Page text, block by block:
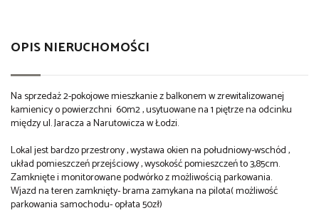
OPIS NIERUCHOMOŚCI
Na sprzedaż 2-pokojowe mieszkanie z balkonem w zrewitalizowanej
kamienicy o powierzchni 60m2 , usytuowane na 1 piętrze na odcinku
między ul. Jaracza a Narutowicza wŁodzi.
Lokal jest bardzo przestrony , wystawa okien na południowy-wschód ,
układ pomieszczeń przejściowy , wysokość pomieszczeń to 3,85cm.
Zamknięte i monitorowane podwórko z możliwością parkowania.
Wjazd na teren zamknięty- brama zamykana na pilota( możliwość
parkowania samochodu- opłata 50zł)